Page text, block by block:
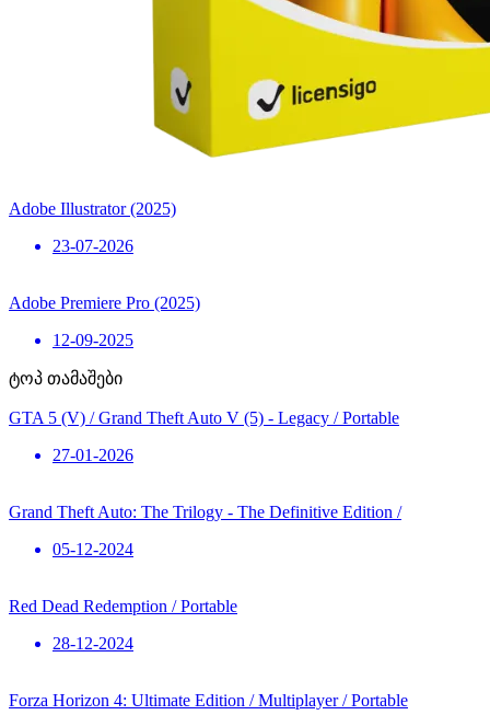
Adobe Illustrator (2025)
23-07-2026
Adobe Premiere Pro (2025)
12-09-2025
ტოპ თამაშები
GTA 5 (V) / Grand Theft Auto V (5) - Legacy / Portable
27-01-2026
Grand Theft Auto: The Trilogy - The Definitive Edition /
05-12-2024
Red Dead Redemption / Portable
28-12-2024
Forza Horizon 4: Ultimate Edition / Multiplayer / Portable